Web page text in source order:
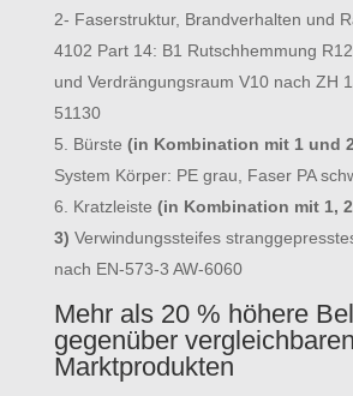
2- Faserstruktur, Brandverhalten und
4102 Part 14: B1 Rutschhemmung R12
und Verdrängungsraum V10 nach ZH
51130
Bürste (in Kombination mit 1 und
System Körper: PE grau, Faser PA
Kratzleiste (in Kombination mit 1,
3) Verwindungssteifes
nach EN-573-3 AW-6060
Mehr als 20 % höhere
gegenüber vergleichbaren
Marktprodukten